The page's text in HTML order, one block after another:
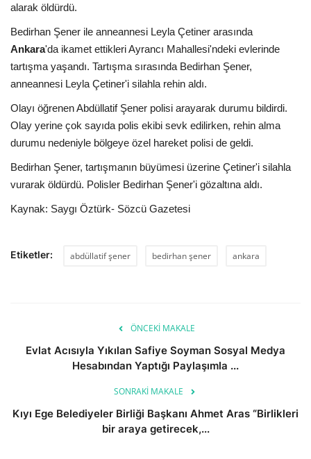
alarak öldürdü.
Bedirhan Şener ile anneannesi Leyla Çetiner arasında
Ankara'da ikamet ettikleri Ayrancı Mahallesi'ndeki evlerinde
tartışma yaşandı. Tartışma sırasında Bedirhan Şener,
anneannesi Leyla Çetiner'i silahla rehin aldı.
Olayı öğrenen Abdüllatif Şener polisi arayarak durumu bildirdi.
Olay yerine çok sayıda polis ekibi sevk edilirken, rehin alma
durumu nedeniyle bölgeye özel hareket polisi de geldi.
Bedirhan Şener, tartışmanın büyümesi üzerine Çetiner'i silahla
vurarak öldürdü. Polisler Bedirhan Şener'i gözaltına aldı.
Kaynak: Saygı Öztürk- Sözcü Gazetesi
Etiketler: abdüllatif şener bedirhan şener ankara
ÖNCEKI MAKALE
Evlat Acısıyla Yıkılan Safiye Soyman Sosyal Medya
Hesabından Yaptığı Paylaşımla ...
SONRAKI MAKALE
Kıyı Ege Belediyeler Birliği Başkanı Ahmet Aras “Birlikleri
bir araya getirecek,...